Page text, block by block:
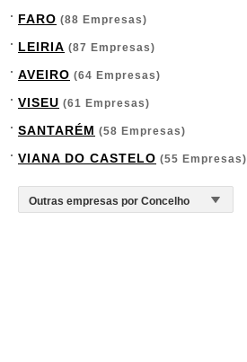
FARO (88 Empresas)
LEIRIA (87 Empresas)
AVEIRO (64 Empresas)
VISEU (61 Empresas)
SANTARÉM (58 Empresas)
VIANA DO CASTELO (55 Empresas)